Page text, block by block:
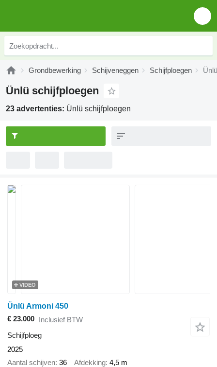
Grondbewerking Schijveneggen Schijfploegen
Ünlü schijfploegen
23 advertenties: Ünlü schijfploegen
VIDEO
Ünlü Armoni 450
€ 23.000 Inclusief BTW
Schijfploeg
2025
Aantal schijven 36 Afdekking 4,5 m